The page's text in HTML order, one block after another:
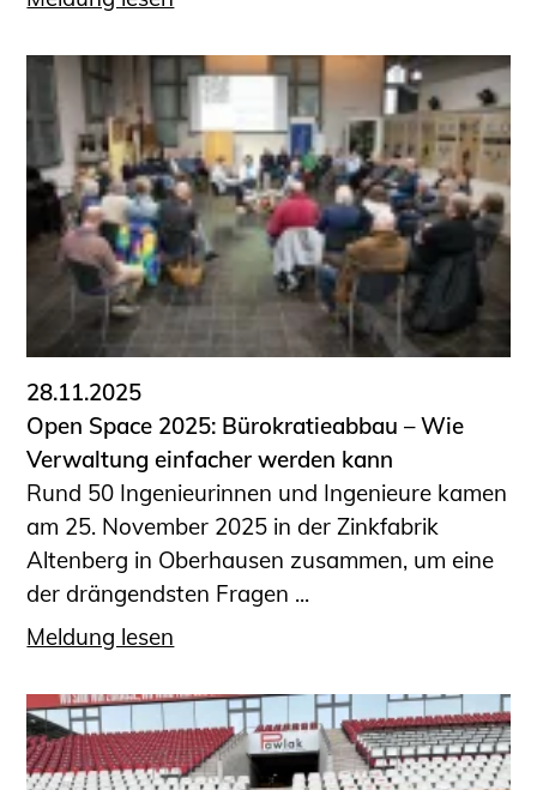
28.11.2025
Open Space 2025: Bürokratieabbau – Wie
Verwaltung einfacher werden kann
Rund 50 Ingenieurinnen und Ingenieure kamen
am 25. November 2025 in der Zinkfabrik
Altenberg in Oberhausen zusammen, um eine
der drängendsten Fragen ...
Meldung lesen